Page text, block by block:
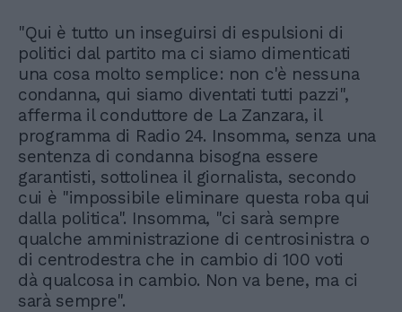
"Qui è tutto un inseguirsi di espulsioni di
politici dal partito ma ci siamo dimenticati
una cosa molto semplice: non c'è nessuna
condanna, qui siamo diventati tutti pazzi",
afferma il conduttore de La Zanzara, il
programma di Radio 24. Insomma, senza una
sentenza di condanna bisogna essere
garantisti, sottolinea il giornalista, secondo
cui è "impossibile eliminare questa roba qui
dalla politica". Insomma, "ci sarà sempre
qualche amministrazione di centrosinistra o
di centrodestra che in cambio di 100 voti
dà qualcosa in cambio. Non va bene, ma ci
sarà sempre".